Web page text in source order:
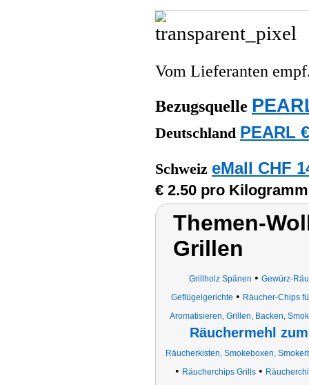
Vom Lieferanten
Bezugsquelle
Deutschland PEARL
Schweiz eMall CHF
€ 2.50 pro Kilogramm
Themen-
Grillen
Grillholz Spänen • Gewürz-
Geflügelgerichte • Räucher-Chips
Aromatisieren, Grillen, Backen,
Räuchermehl
Räucherkisten, Smokeboxen,
• Räucherchips Grills•